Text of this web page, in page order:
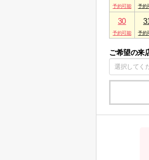
30
ご希望の来